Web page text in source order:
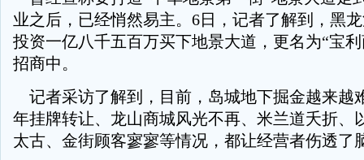
业之后，已经悄然易主。6日，记者了解到，黑
投资一亿八千五百万买下地景大道，更名为“宝
招商中。
记者采访了解到，目前，岛城地下掘金越来越
年挂牌转让、龙山商城风光不再、米兰道夭折、
太古、金街顾客寥寥等情况，都让经营者伤透了